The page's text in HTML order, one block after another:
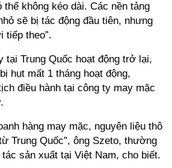
thể không kéo dài. Các nền tảng
sẽ bị tác động đầu tiên, nhưng
tiếp theo”.
tại Trung Quốc hoạt động trở lại,
hụt mất 1 tháng hoạt động,
điều hành tại công ty may mặc
hàng may mặc, nguyên liệu thô
Trung Quốc”, ông Szeto, thường
sản xuất tại Việt Nam, cho biết.